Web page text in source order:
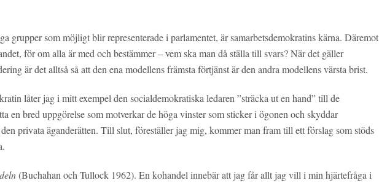
grupper som möjligt blir representerade i parlamentet, är samarbetsdemokratins kärna. Däremot
för om alla är med och bestämmer – vem ska man då ställa till svars? När det gäller
är det alltså så att den ena modellens främsta förtjänst är den andra modellens värsta brist.
låter jag i mitt exempel den socialdemokratiska ledaren ”sträcka ut en hand” till de
en bred uppgörelse som motverkar de höga vinster som sticker i ögonen och skyddar
privata äganderätten. Till slut, föreställer jag mig, kommer man fram till ett förslag som stöds
(Buchahan och Tullock 1962). En kohandel innebär att jag får allt jag vill i min hjärtefråga i